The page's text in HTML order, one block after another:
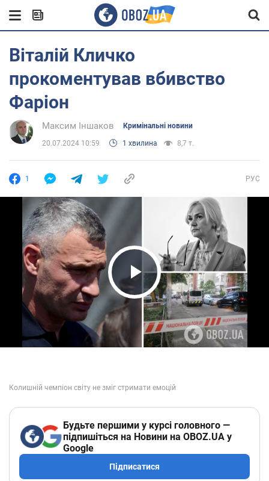
Віталій Кличко
прокоментував вбивство
Фаріон
Максим Іншаков Кримінальні новини
20.07.2024 10:59 1 хвилина 8,7 т.
1 РУС
Play Video
Будьте першими у курсі головного —
підпишіться на Новини на OBOZ.UA у
Google
Підписатися